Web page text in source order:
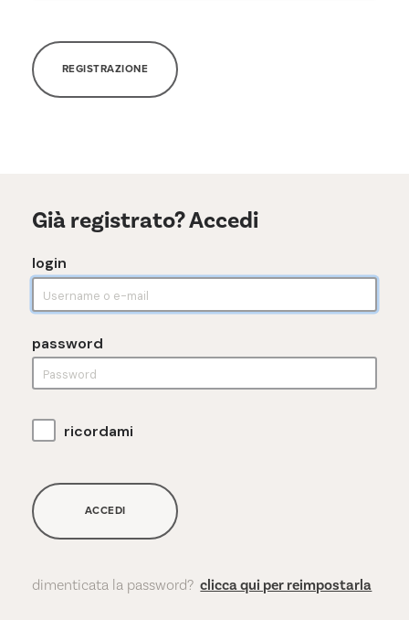
REGISTRAZIONE
Già registrato? Accedi
login
password
ricordami
ACCEDI
dimenticata la password? clicca qui per reimpostarla